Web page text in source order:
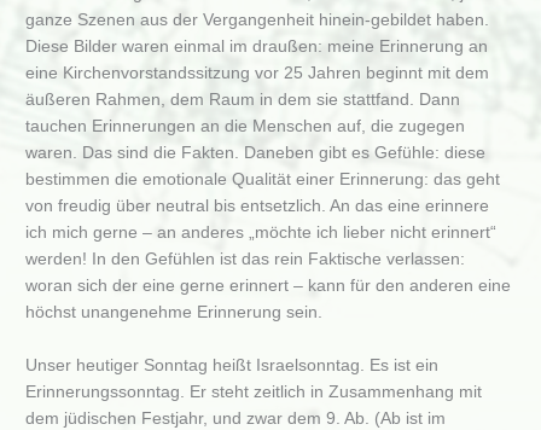
ganze Szenen aus der Vergangenheit hinein-gebildet haben.
Diese Bilder waren einmal im draußen: meine Erinnerung an
eine Kirchenvorstandssitzung vor 25 Jahren beginnt mit dem
äußeren Rahmen, dem Raum in dem sie stattfand. Dann
tauchen Erinnerungen an die Menschen auf, die zugegen
waren. Das sind die Fakten. Daneben gibt es Gefühle: diese
bestimmen die emotionale Qualität einer Erinnerung: das geht
von freudig über neutral bis entsetzlich. An das eine erinnere
ich mich gerne – an anderes „möchte ich lieber nicht erinnert“
werden! In den Gefühlen ist das rein Faktische verlassen:
woran sich der eine gerne erinnert – kann für den anderen eine
höchst unangenehme Erinnerung sein.
Unser heutiger Sonntag heißt Israelsonntag. Es ist ein
Erinnerungssonntag. Er steht zeitlich in Zusammenhang mit
dem jüdischen Festjahr, und zwar dem 9. Ab. (Ab ist im